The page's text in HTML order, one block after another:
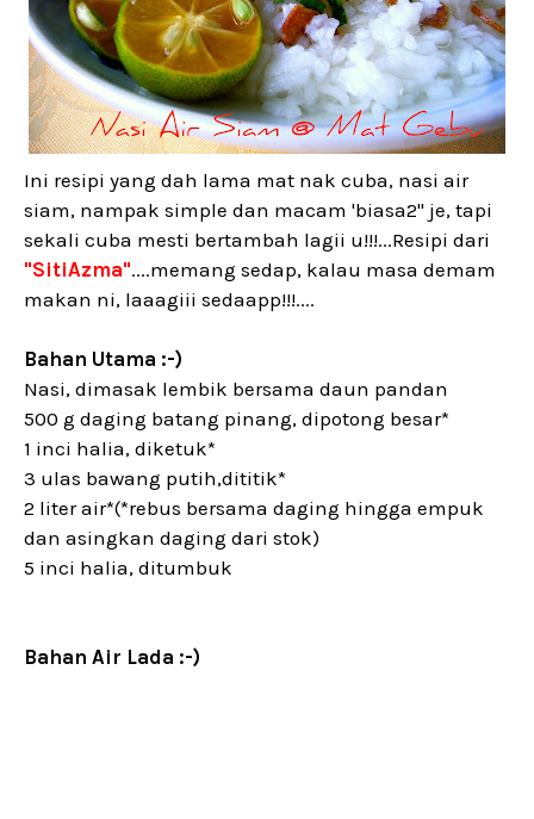
Ini resipi yang dah lama mat nak cuba, nasi air
siam, nampak simple dan macam 'biasa2" je, tapi
sekali cuba mesti bertambah lagii u!!!...Resipi dari
"SitiAzma"....memang sedap, kalau masa demam
makan ni, laaagiii sedaapp!!!....
Bahan Utama :-)
Nasi, dimasak lembik bersama daun pandan
500 g daging batang pinang, dipotong besar*
1 inci halia, diketuk*
3 ulas bawang putih,dititik*
2 liter air*(*rebus bersama daging hingga empuk
dan asingkan daging dari stok)
5 inci halia, ditumbuk
Bahan Air Lada :-)